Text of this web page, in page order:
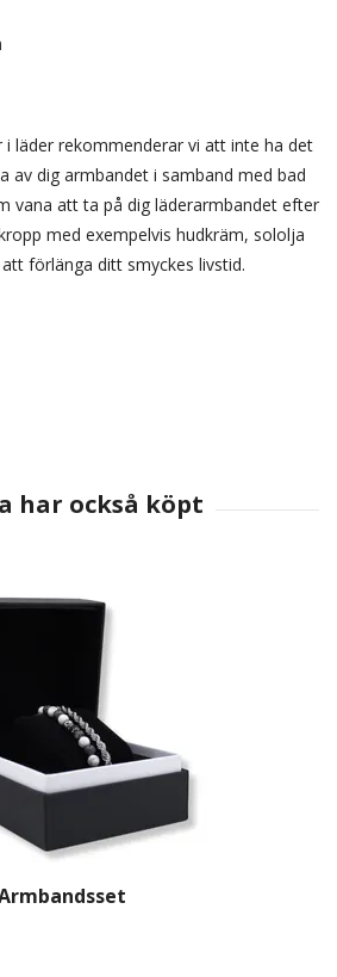
läder rekommenderar vi att inte ha det
av dig armbandet i samband med bad
vana att ta på dig läderarmbandet efter
med exempelvis hudkräm, sololja
förlänga ditt smyckes livstid.